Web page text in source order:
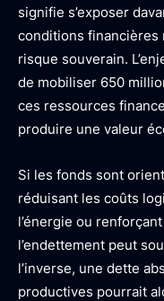
signifie s’exposer
conditions financières
risque souverain.
de mobiliser 650
ces ressources
produire une valeur
Si les fonds sont
réduisant les coûts
l’énergie ou
l’endettement peut
l’inverse, une dette
productives pourrait